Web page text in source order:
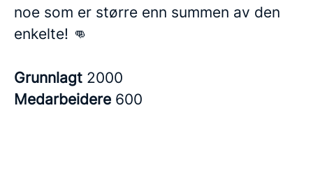
noe som er større enn summen av den
enkelte! 👊
Grunnlagt 2000
Medarbeidere 600